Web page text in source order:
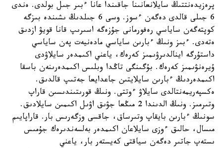
پرەزيدەنتتىڭ سايلانعانىنا جاقىندا عانا ءبىر جىل بولدى. ەندى
6 جىلى قالدى دەگەن ءسوز. وسى 6 جىلدىڭ ىشىندە بىزگە
كوپتەگەن ساياسي رەفورمانى جۇزەگە اسىرىپ قانا قويۋ ازدىق
ەتەدى. ءبىز ونىڭ ءبارىن ساياسي مادەنيەت پەن ساياسي
داستۇرگە اينالدىرۋىمىز كەرەك، ياعني اكىمدەر سايلاۋدى
ۇيرەنۋىمىز كەرەك. بۇگىنگى تاڭدا وبلىس اكىمدەرىنەن باسقا
اكىمدەردىڭ ءبارىن سايلايتىن جاعدايعا جەتىپ قالدىق.
ەكسپەريمەنتالدى سايلاۋ ءوتتى. ونىڭ قورىتىندىسىن قاراپ
وتىرمىز. ونىڭ الدىندا 2 مىڭعا جۋىق اۋىل اكىمىن سايلادىق.
سونىڭ ءبارىن بايقاپ وتىرساق، جاقسى وزگەرىس بار. قاراپايىم
مىسال، حالىق ءوزى سايلاعان اكىمدەر بەلسەندىرەك جۇمىس
ىستەپ جاتىر دەگەن سياقتى كەيستەر بار، ياعني